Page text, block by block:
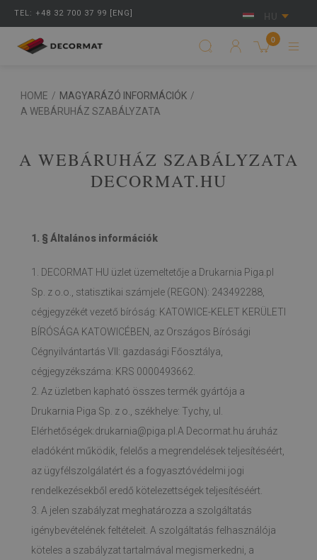
TEL: +48 32 700 37 99 [ENG] HU
0
HOME / MAGYARÁZÓ INFORMÁCIÓK /
A WEBÁRUHÁZ SZABÁLYZATA
A WEBÁRUHÁZ SZABÁLYZATA
DECORMAT.HU
1. § Általános információk
1. DECORMAT HU üzlet üzemeltetője a Drukarnia Piga.pl
Sp. z o.o., statisztikai számjele (REGON): 243492288,
cégjegyzékét vezető bíróság: KATOWICE-KELET KERÜLETI
BÍRÓSÁGA KATOWICÉBEN, az Országos Bírósági
Cégnyilvántartás VII: gazdasági Főosztálya,
cégjegyzékszáma: KRS 0000493662.
2. Az üzletben kapható összes termék gyártója a
Drukarnia Piga Sp. z o., székhelye: Tychy, ul.
Elérhetőségek:drukarnia@piga.pl.A Decormat.hu áruház
eladóként működik, felelős a megrendelések teljesítéséért,
az ügyfélszolgálatért és a fogyasztóvédelmi jogi
rendelkezésekből eredő kötelezettségek teljesítéséért.
3. A jelen szabályzat meghatározza a szolgáltatás
igénybevételének feltételeit. A szolgáltatás felhasználója
köteles a szabályzat tartalmával megismerkedni, a